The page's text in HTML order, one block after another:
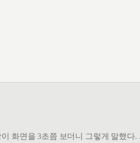
화면을 3초쯤 보더니 그렇게 말했다